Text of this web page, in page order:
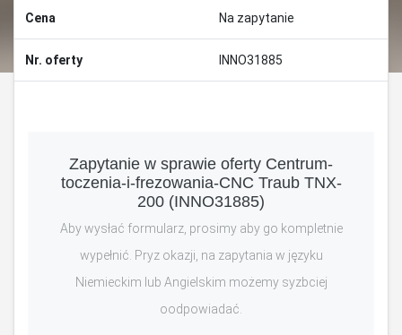
Cena Na zapytanie
Nr. oferty INNO31885
Zapytanie w sprawie oferty Centrum-
toczenia-i-frezowania-CNC Traub TNX-
200 (INNO31885)
Aby wysłać formularz, prosimy aby go kompletnie
wypełnić. Pryz okazji, na zapytania w języku
Niemieckim lub Angielskim możemy syzbciej
oodpowiadać.